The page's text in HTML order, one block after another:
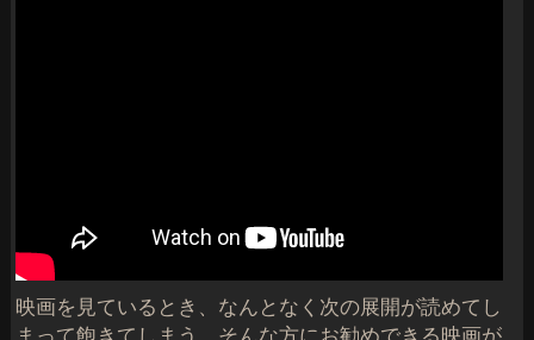
映画を見ているとき、なんとなく次の展開が読めてし
まって飽きてしまう。そんな方にお勧めできる映画が